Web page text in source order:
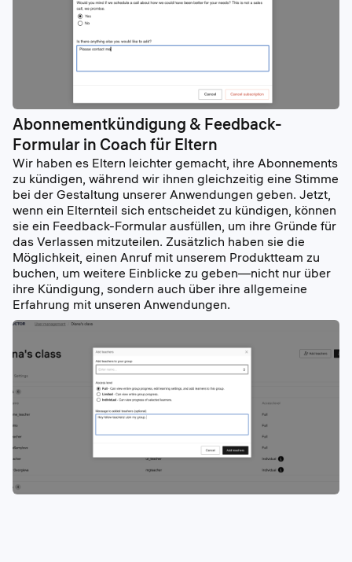
Abonnementkündigung & Feedback-
Formular in Coach für Eltern
Wir haben es Eltern leichter gemacht, ihre Abonnements
zu kündigen, während wir ihnen gleichzeitig eine Stimme
bei der Gestaltung unserer Anwendungen geben. Jetzt,
wenn ein Elternteil sich entscheidet zu kündigen, können
sie ein Feedback-Formular ausfüllen, um ihre Gründe für
das Verlassen mitzuteilen. Zusätzlich haben sie die
Möglichkeit, einen Anruf mit unserem Produktteam zu
buchen, um weitere Einblicke zu geben—nicht nur über
ihre Kündigung, sondern auch über ihre allgemeine
Erfahrung mit unseren Anwendungen.